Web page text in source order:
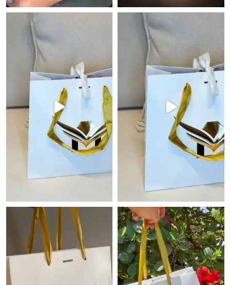
את כל הלוק לקיץ 🔥 #אופ
באמת לא מתפשרים🔥🔝⁩